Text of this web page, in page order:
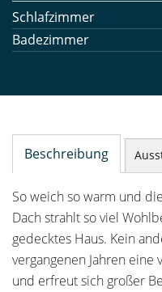
Schlafzimmer
Badezimmer
Beschreibung
So weich so warm und
Dach strahlt so viel
gedecktes Haus. Kein
vergangenen Jahren
und erfreut sich großer